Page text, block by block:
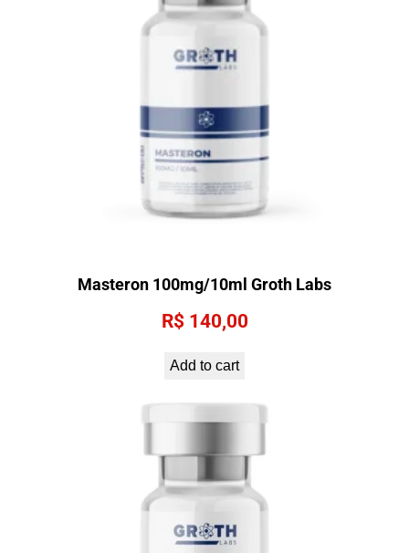
Masteron 100mg/10ml Groth Labs
R$ 140,00
Add to cart